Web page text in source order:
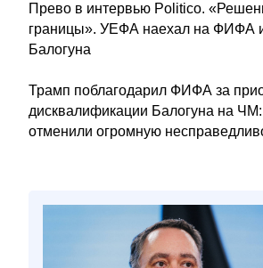
Прево в интервью Politico.
границы». УЕФА наехал на ФИФА
Балогуна
Трамп поблагодарил ФИФА за
дисквалификации Балогуна на
отменили огромную